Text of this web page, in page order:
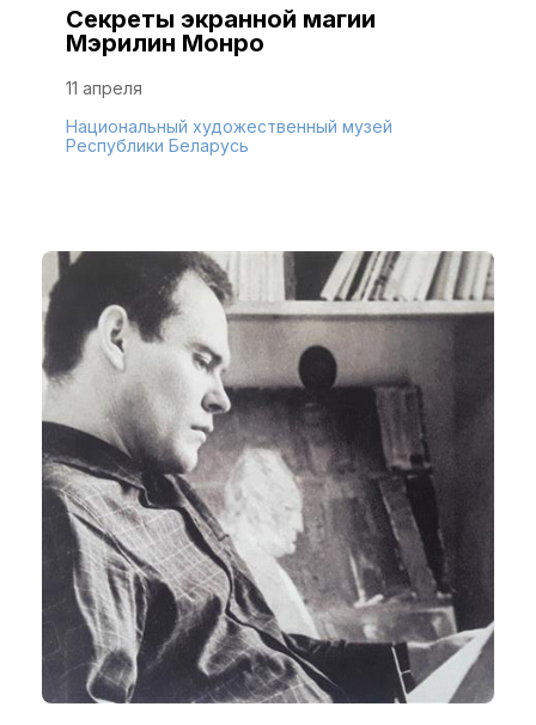
Секреты экранной магии
Мэрилин Монро
11 апреля
Национальный художественный музей
Республики Беларусь